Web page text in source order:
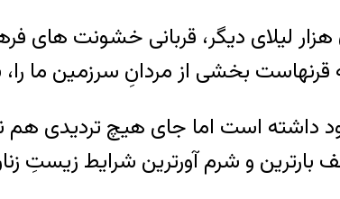
هزار لیلای دیگر، قربانی خشونت های
داشته است اما جای هیچ تردیدی